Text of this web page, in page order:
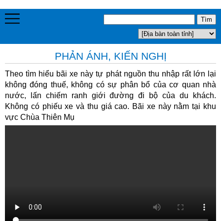
PHẢN ÁNH, KIẾN NGHỊ
Theo tìm hiểu bãi xe này tự phát nguồn thu nhập rất lớn lại
không đóng thuế, không có sự phân bổ của cơ quan nhà
nước, lấn chiếm ranh giới đường đi bộ của du khách.
Không có phiếu xe và thu giá cao. Bãi xe này nằm tại khu
vực Chùa Thiên Mụ